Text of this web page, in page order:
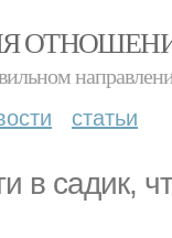
статьи
в садик,